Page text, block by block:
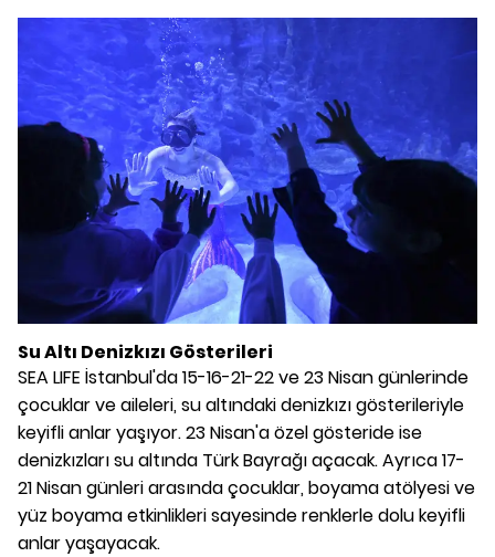
Su Altı Denizkızı Gösterileri
SEA LIFE İstanbul'da 15-16-21-22 ve 23 Nisan günlerinde
çocuklar ve aileleri, su altındaki denizkızı gösterileriyle
keyifli anlar yaşıyor. 23 Nisan'a özel gösteride ise
denizkızları su altında Türk Bayrağı açacak. Ayrıca 17-
21 Nisan günleri arasında çocuklar, boyama atölyesi ve
yüz boyama etkinlikleri sayesinde renklerle dolu keyifli
anlar yaşayacak.